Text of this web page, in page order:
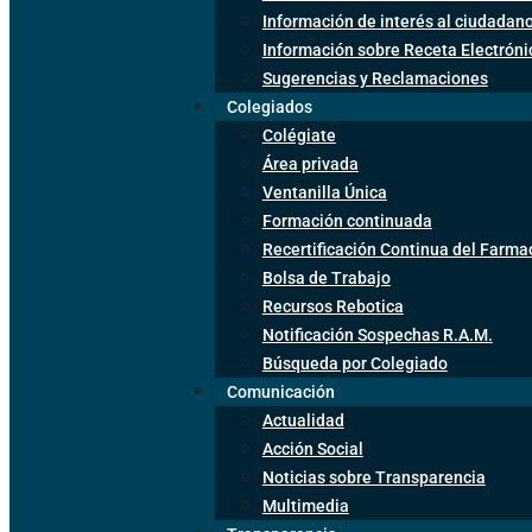
Información de interés al
Información sobre Receta
Sugerencias y Reclamaciones
Colegiados
Colégiate
Área privada
Ventanilla Única
Formación continuada
Recertificación Continua del
Bolsa de Trabajo
Recursos Rebotica
Notificación Sospechas R.A.M.
Búsqueda por Colegiado
Comunicación
Actualidad
Acción Social
Noticias sobre Transparencia
Multimedia